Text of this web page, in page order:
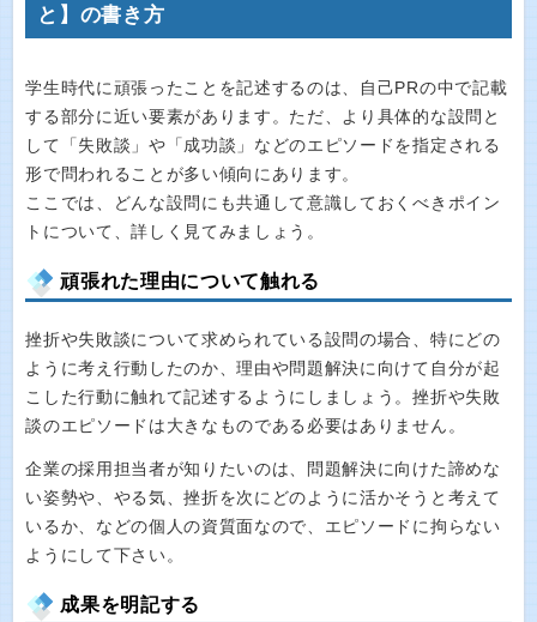
と】の書き方
学生時代に頑張ったことを記述するのは、自己PRの中で記載
する部分に近い要素があります。ただ、より具体的な設問と
して「失敗談」や「成功談」などのエピソードを指定される
形で問われることが多い傾向にあります。
ここでは、どんな設問にも共通して意識しておくべきポイン
トについて、詳しく見てみましょう。
頑張れた理由について触れる
挫折や失敗談について求められている設問の場合、特にどの
ように考え行動したのか、理由や問題解決に向けて自分が起
こした行動に触れて記述するようにしましょう。挫折や失敗
談のエピソードは大きなものである必要はありません。
企業の採用担当者が知りたいのは、問題解決に向けた諦めな
い姿勢や、やる気、挫折を次にどのように活かそうと考えて
いるか、などの個人の資質面なので、エピソードに拘らない
ようにして下さい。
成果を明記する